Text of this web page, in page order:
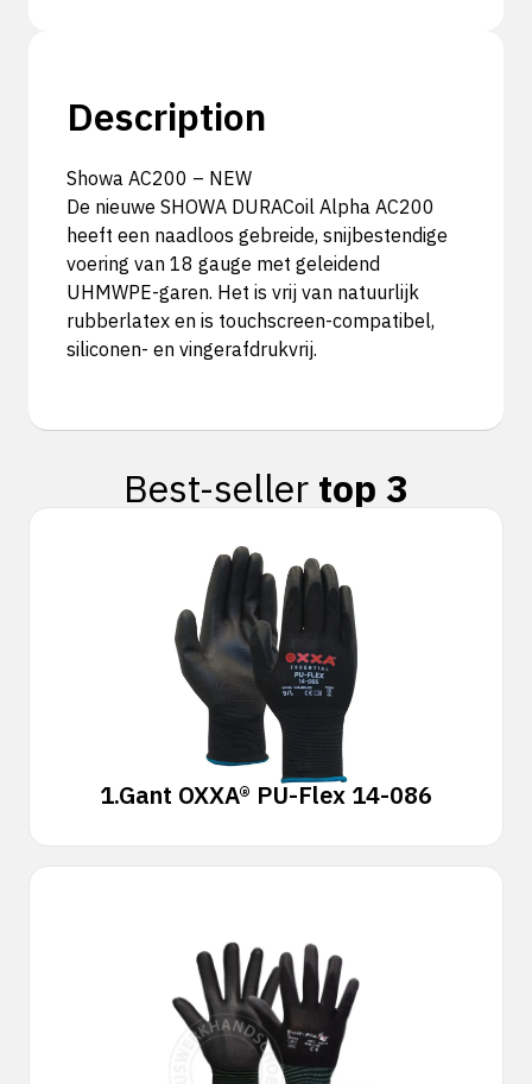
Description
Showa AC200 – NEW
De nieuwe SHOWA DURACoil Alpha AC200
heeft een naadloos gebreide, snijbestendige
voering van 18 gauge met geleidend
UHMWPE-garen. Het is vrij van natuurlijk
rubberlatex en is touchscreen-compatibel,
siliconen- en vingerafdrukvrij.
Best-seller top 3
1.Gant OXXA® PU-Flex 14-086